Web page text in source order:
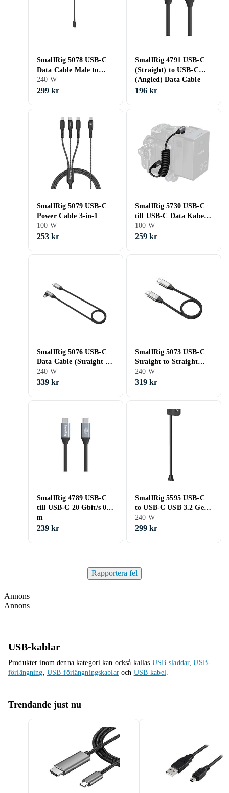
SmallRig 5078 USB-C
Data Cable Male to
Female
240 W
299 kr
SmallRig 4791 USB-C
(Straight) to USB-C
(Angled) Data Cable
60cm
196 kr
SmallRig 5079 USB-C
Power Cable 3-in-1
100 W
253 kr
SmallRig 5730 USB-C
till USB-C Data Kabel
Virvad Anglad
100 W
259 kr
SmallRig 5076 USB-C
Data Cable (Straight to
Angled, 60cm (40Gbps
240W 8K)
240 W
339 kr
SmallRig 5073 USB-C
Straight to Straight
Cable, 35cm (40Gbps +
240W + 8K)
240 W
319 kr
SmallRig 4789 USB-C
till USB-C 20 Gbit/s 0.6
m
239 kr
SmallRig 5595 USB-C
to USB-C USB 3.2 Gen
2x2 0.14 m
240 W
299 kr
Rapportera fel
Annons
Annons
USB-kablar
Produkter inom denna kategori kan också kallas USB-sladdar,USB-
förlängning, USB-förlängningskablaroch USB-kabel.
Trendande just nu